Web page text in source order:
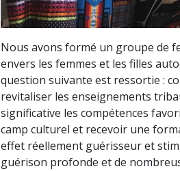
Nous avons formé un groupe de
envers les femmes et les filles
question suivante est ressortie :
revitaliser les enseignements
significative les compétences
camp culturel et recevoir une
effet réellement guérisseur et
guérison profonde et de